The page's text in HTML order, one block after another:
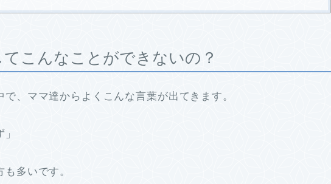
こんなことができないの？
、ママ達からよくこんな言葉が出てきます。
多いです。